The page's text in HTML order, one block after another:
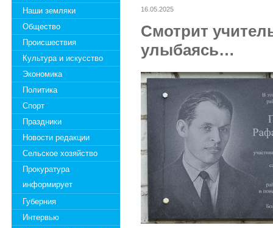
Наши земляки
Общество
Происшествия
Культура и искусство
Экономика
Политика
Спорт
Праздники
Новости редакции
Сельское хозяйство
Прокуратура
информирует
Губерния
Интервью
16.05.2025
Смотрит
улыбаясь…